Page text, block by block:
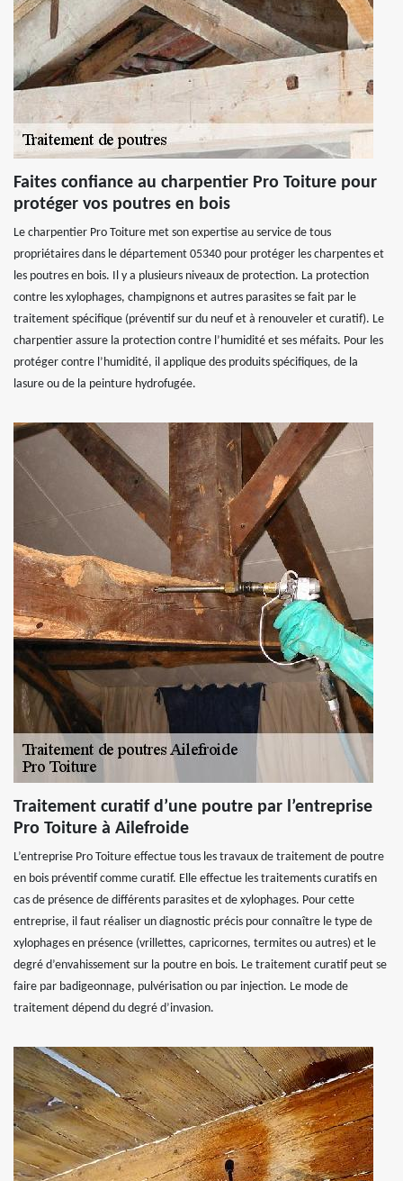
Faites confiance au charpentier Pro Toiture pour
protéger vos poutres en bois
Le charpentier Pro Toiture met son expertise au service de tous
propriétaires dans le département 05340 pour protéger les charpentes et
les poutres en bois. Il y a plusieurs niveaux de protection. La protection
contre les xylophages, champignons et autres parasites se fait par le
traitement spécifique (préventif sur du neuf et à renouveler et curatif). Le
charpentier assure la protection contre l’humidité et ses méfaits. Pour les
protéger contre l’humidité, il applique des produits spécifiques, de la
lasure ou de la peinture hydrofugée.
Traitement curatif d’une poutre par l’entreprise
Pro Toiture à Ailefroide
L’entreprise Pro Toiture effectue tous les travaux de traitement de poutre
en bois préventif comme curatif. Elle effectue les traitements curatifs en
cas de présence de différents parasites et de xylophages. Pour cette
entreprise, il faut réaliser un diagnostic précis pour connaître le type de
xylophages en présence (vrillettes, capricornes, termites ou autres) et le
degré d’envahissement sur la poutre en bois. Le traitement curatif peut se
faire par badigeonnage, pulvérisation ou par injection. Le mode de
traitement dépend du degré d’invasion.